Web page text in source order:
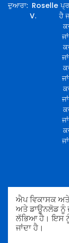
ਦੁਆਰਾ: Roselle
V.
ਹੈ
ਐਪ ਵਿਕਾਸਕ
ਅਤੇ ਡਾਊਨਲੋਡ ਨੂੰ
ਲੱਭਿਆ ਹੈ। ਇਸ
ਜਾਂਦਾ ਹੈ।